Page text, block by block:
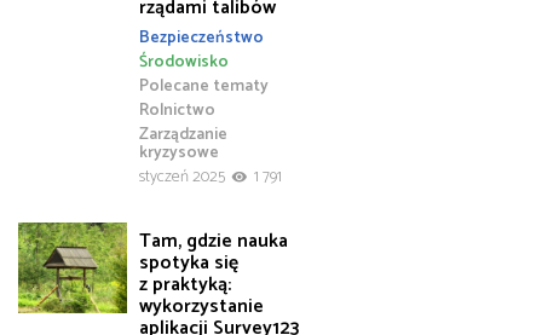
rządami talibów
Bezpieczeństwo
Polecane tematy
Rolnictwo
Środowisko
Zarządzanie
kryzysowe
styczeń 2025
1 791
Tam, gdzie nauka
spotyka się
z praktyką:
wykorzystanie